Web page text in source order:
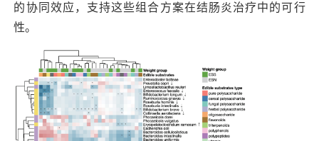
的协同效应，支持这些组合方案在结肠炎治疗中的可行
性。